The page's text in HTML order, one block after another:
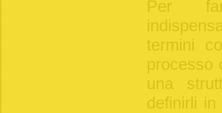
Per
termini
processo
una
definirli